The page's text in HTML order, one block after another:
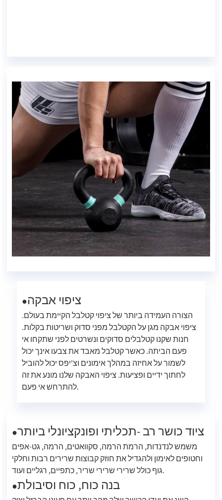
●ציפוי אבקה
הצורה העמידה ביותר של ציפוי קטלבל הקיימת בעולם.
ציפוי אבקה מגן על הקטלבל מפני סדוק ושריטות בקלות.
חנות שקנו קטלבלים סדוקים ונשרטים לפני שתקחו אי
פעם הביתה. כאשר קטלבל מאבד את צבעו אינך יכול
לשמור על אחיזה במהלך אימונים וצ'יפס יכול להוביל
לחתוך ידיים ופציעות. ציפוי האבקה שלנו מונע את זה
להתרחש אי פעם.
●ציוד כושר רב -תכליתי ופונקציונלי ביותר
משמש לנדנדות, הרמת הרמה, סקוואטים, הרמה, גט-אפים
וחטופים לאימון ולהגדיל את חוזק קבוצות שרירים רבות וחלקי
גוף כולל שרירי שרירי שריר, כתפיים, רגליים ועוד.
●בנה כוח, כוח וסיבולת